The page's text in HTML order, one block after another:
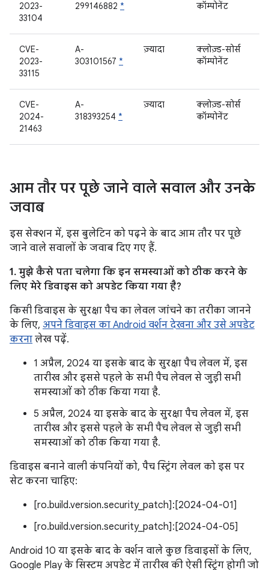
2023-
33104
299146882 *
कॉम्पोनेंट
CVE-
2023-
33115
A-
303101567 *
ज़्यादा
क्लोज़्ड-सोर्स
कॉम्पोनेंट
CVE-
2024-
21463
A-
318393254 *
ज़्यादा
क्लोज़्ड-सोर्स
कॉम्पोनेंट
आम तौर पर पूछे जाने वाले सवाल और उनके
जवाब
इस सेक्शन में, इस बुलेटिन को पढ़ने के बाद आम तौर पर पूछे
जाने वाले सवालों के जवाब दिए गए हैं.
1. मुझे कैसे पता चलेगा कि इन समस्याओं को ठीक करने के
लिए मेरे डिवाइस को अपडेट किया गया है?
किसी डिवाइस के सुरक्षा पैच का लेवल जांचने का तरीका जानने
के लिए, अपने डिवाइस का Android वर्शन देखना और उसे अपडेट
करना लेख पढ़ें.
1 अप्रैल, 2024 या इसके बाद के सुरक्षा पैच लेवल में, इस
तारीख और इससे पहले के सभी पैच लेवल से जुड़ी सभी
समस्याओं को ठीक किया गया है.
5 अप्रैल, 2024 या इसके बाद के सुरक्षा पैच लेवल में, इस
तारीख और इससे पहले के सभी पैच लेवल से जुड़ी सभी
समस्याओं को ठीक किया गया है.
डिवाइस बनाने वाली कंपनियों को, पैच स्ट्रिंग लेवल को इस पर
सेट करना चाहिए:
[ro.build.version.security_patch]:[2024-04-01]
[ro.build.version.security_patch]:[2024-04-05]
Android 10 या इसके बाद के वर्शन वाले कुछ डिवाइसों के लिए,
Google Play के सिस्टम अपडेट में तारीख की ऐसी स्ट्रिंग होगी जो